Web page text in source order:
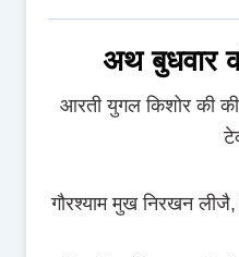
अथ बुधवार
आरती युगल किशोर की
गौरश्याम मुख निरखन